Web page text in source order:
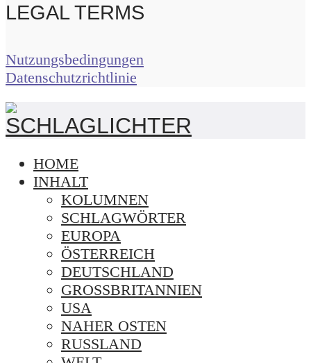
LEGAL TERMS
Nutzungsbedingungen
Datenschutzrichtlinie
HOME
INHALT
KOLUMNEN
SCHLAGWÖRTER
EUROPA
ÖSTERREICH
DEUTSCHLAND
GROSSBRITANNIEN
USA
NAHER OSTEN
RUSSLAND